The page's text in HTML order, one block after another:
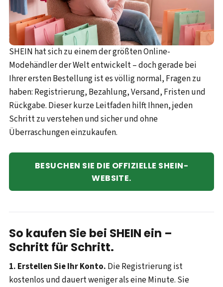
SHEIN hat sich zu einem der größten Online-
Modehändler der Welt entwickelt – doch gerade bei
Ihrer ersten Bestellung ist es völlig normal, Fragen zu
haben: Registrierung, Bezahlung, Versand, Fristen und
Rückgabe. Dieser kurze Leitfaden hilft Ihnen, jeden
Schritt zu verstehen und sicher und ohne
Überraschungen einzukaufen.
BESUCHEN SIE DIE OFFIZIELLE SHEIN-
WEBSITE.
So kaufen Sie bei SHEIN ein –
Schritt für Schritt.
1. Erstellen Sie Ihr Konto. Die Registrierung ist
kostenlos und dauert weniger als eine Minute. Sie